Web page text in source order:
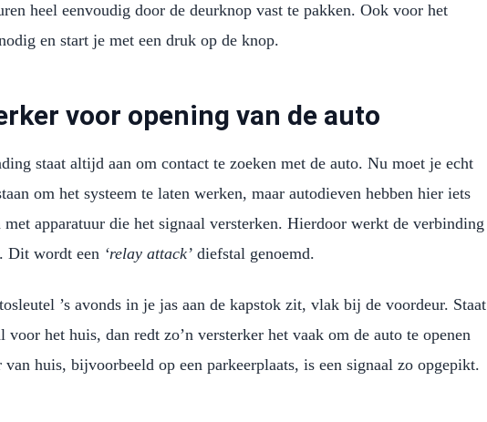
heel eenvoudig door de deurknop vast te pakken. Ook voor het
en start je met een druk op de knop.
voor opening van de auto
staat altijd aan om contact te zoeken met de auto. Nu moet je echt
om het systeem te laten werken, maar autodieven hebben hier iets
apparatuur die het signaal versterken. Hierdoor werkt de verbinding
Dit wordt een ‘relay attack’ diefstal genoemd.
’s avonds in je jas aan de kapstok zit, vlak bij de voordeur. Staat
het huis, dan redt zo’n versterker het vaak om de auto te openen
huis, bijvoorbeeld op een parkeerplaats, is een signaal zo opgepikt.